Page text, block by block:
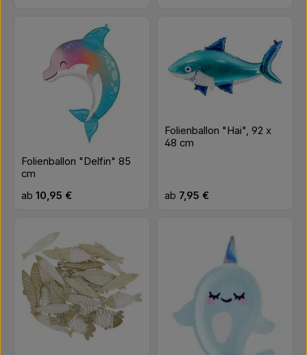
Folienballon "Delfin" 85
cm
Regulärer Preis:
ab10,95 €
Folienballon "Hai", 92 x
48 cm
Regulärer Preis:
ab 7,95 €